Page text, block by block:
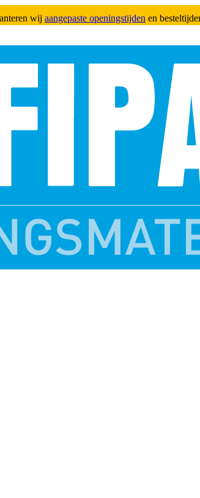
wij aangepaste openingstijden en